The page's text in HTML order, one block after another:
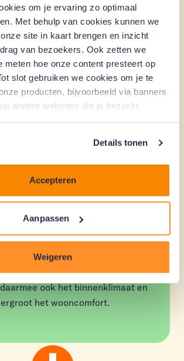
om je ervaring zo optimaal
Met behulp van cookies kunnen we
site in kaart brengen en inzicht
van bezoekers. Ook zetten we
meten hoe onze content presteert op
slot gebruiken we cookies om je te
producten, bijvoorbeeld via banners
andere websites die je bezoekt.
Details tonen
Accepteren
Aanpassen
Weigeren
Lagere energielasten
in verduurzaming begint vrijwel
met een vermindering van het
Meer wooncomfort
neemt voor verduurzaming
ook het binnenklimaat en
het wooncomfort.